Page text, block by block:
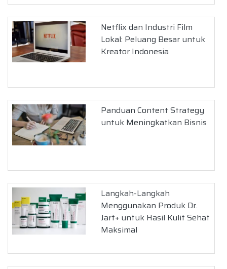
Netflix dan Industri Film
Lokal: Peluang Besar untuk
Kreator Indonesia
Panduan Content Strategy
untuk Meningkatkan Bisnis
Langkah-Langkah
Menggunakan Produk Dr.
Jart+ untuk Hasil Kulit Sehat
Maksimal